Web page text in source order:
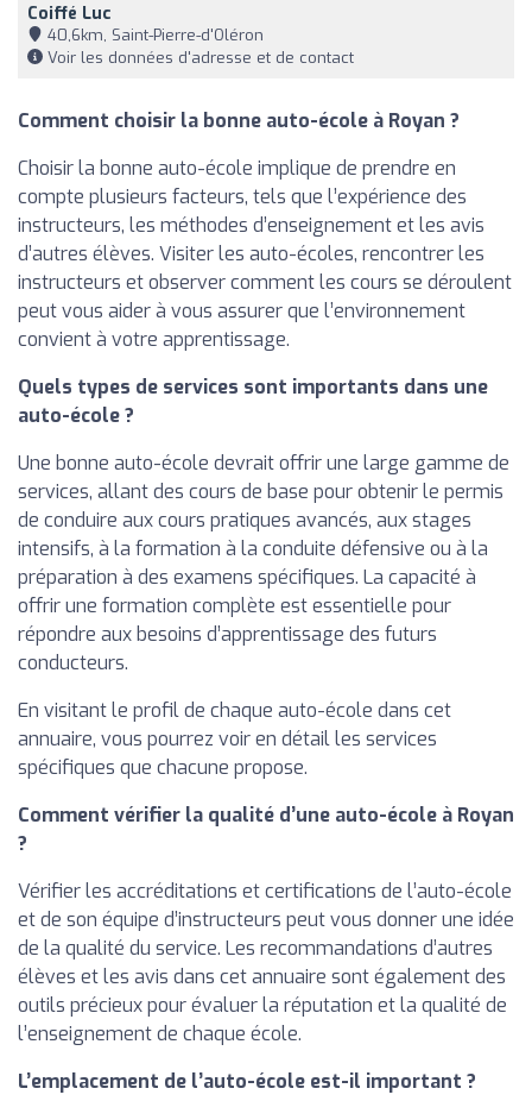
Coiffé Luc
40,6km, Saint-Pierre-d'Oléron
Voir les données d'adresse et de contact
Comment choisir la bonne auto-école à Royan ?
Choisir la bonne auto-école implique de prendre en
compte plusieurs facteurs, tels que l’expérience des
instructeurs, les méthodes d’enseignement et les avis
d’autres élèves. Visiter les auto-écoles, rencontrer les
instructeurs et observer comment les cours se déroulent
peut vous aider à vous assurer que l’environnement
convient à votre apprentissage.
Quels types de services sont importants dans une
auto-école ?
Une bonne auto-école devrait offrir une large gamme de
services, allant des cours de base pour obtenir le permis
de conduire aux cours pratiques avancés, aux stages
intensifs, à la formation à la conduite défensive ou à la
préparation à des examens spécifiques. La capacité à
offrir une formation complète est essentielle pour
répondre aux besoins d’apprentissage des futurs
conducteurs.
En visitant le profil de chaque auto-école dans cet
annuaire, vous pourrez voir en détail les services
spécifiques que chacune propose.
Comment vérifier la qualité d’une auto-école à Royan
?
Vérifier les accréditations et certifications de l’auto-école
et de son équipe d’instructeurs peut vous donner une idée
de la qualité du service. Les recommandations d’autres
élèves et les avis dans cet annuaire sont également des
outils précieux pour évaluer la réputation et la qualité de
l’enseignement de chaque école.
L’emplacement de l’auto-école est-il important ?